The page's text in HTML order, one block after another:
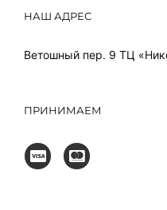
НАШ АДРЕС
Ветошный пер. 9 ТЦ
ПРИНИМАЕМ